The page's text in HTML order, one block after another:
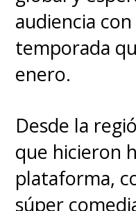
audiencia
temporada
enero.
Desde la
que hicieron
plataforma,
súper